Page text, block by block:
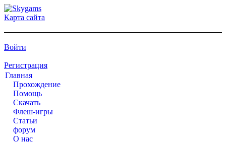
Карта сайта
Войти
Регистрация
Главная
Прохождение
Помощь
Cкачать
Флеш-игры
Статьи
форум
О нас